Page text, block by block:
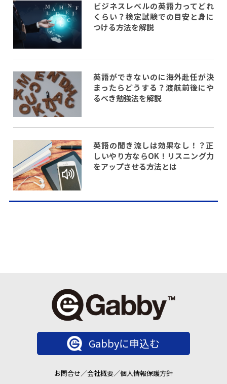
ビジネスレベルの英語力ってどれ
くらい？検定試験での目安と身に
つける方法を解説
英語ができないのに海外赴任が決
まったらどうする？渡航前後にや
るべき勉強法を解説
英語の聞き流しは効果なし！？正
しいやり方ならOK！リスニング力
をアップさせる方法とは
Gabbyに申込む
お問合せ／会社概要／個人情報保護方針